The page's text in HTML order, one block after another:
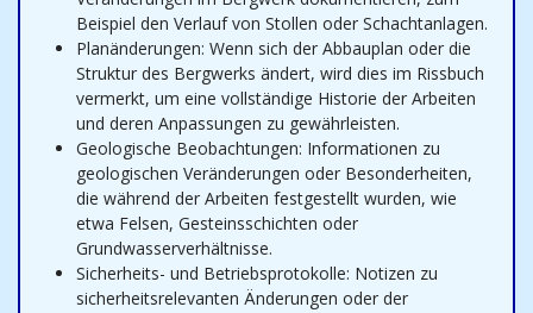
Beispiel den Verlauf von Stollen oder Schachtanlagen.
Planänderungen: Wenn sich der Abbauplan oder die
Struktur des Bergwerks ändert, wird dies im Rissbuch
vermerkt, um eine vollständige Historie der Arbeiten
und deren Anpassungen zu gewährleisten.
Geologische Beobachtungen: Informationen zu
geologischen Veränderungen oder Besonderheiten,
die während der Arbeiten festgestellt wurden, wie
etwa Felsen, Gesteinsschichten oder
Grundwasserverhältnisse.
Sicherheits- und Betriebsprotokolle: Notizen zu
sicherheitsrelevanten Änderungen oder der